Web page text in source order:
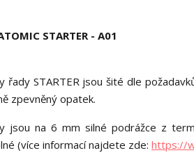
STARTER - A01
řady STARTER jsou šité dle
zpevněný opatek.
jsou na 6 mm silné podrážce z
(více informací najdete zde: https://